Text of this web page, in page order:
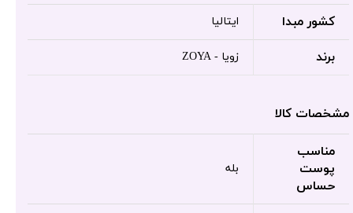
کشور مبدا ایتالیا
برند زویا - ZOYA
مشخصات کالا
مناسب
پوست
حساس
بله